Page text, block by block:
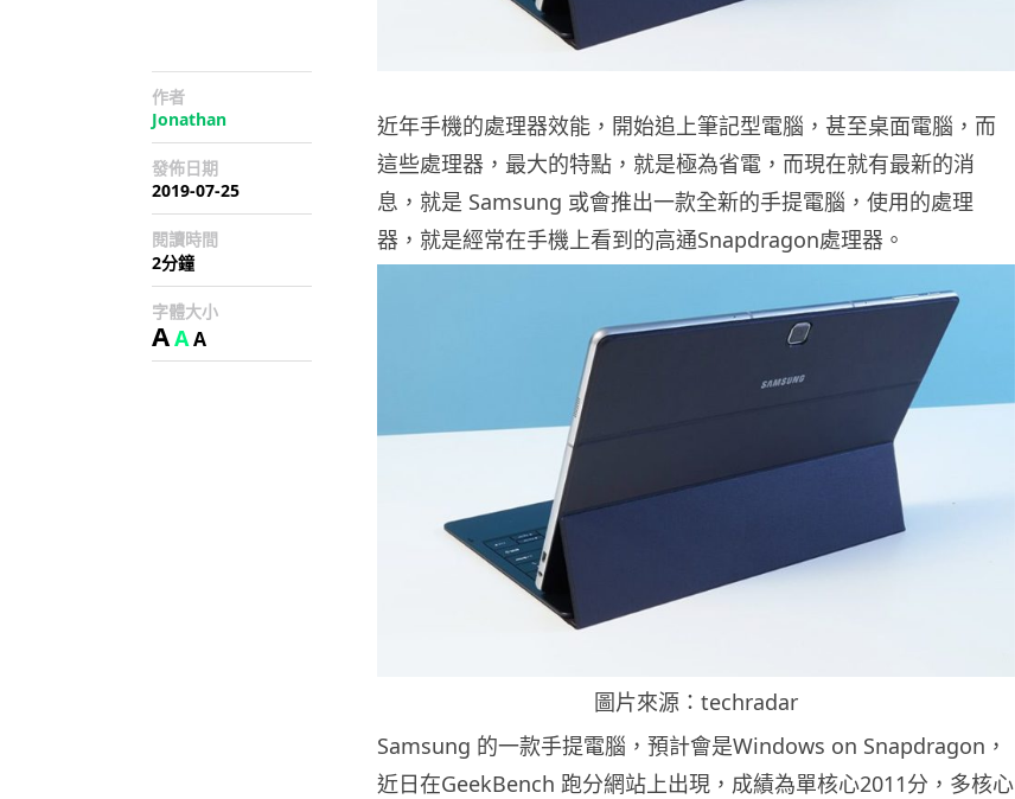
作者
Jonathan
發佈日期
2019-07-25
閱讀時間
2分鐘
字體大小
AAA
近年手機的處理器效能，開始追上筆記型電腦，甚至桌面電腦，而
這些處理器，最大的特點，就是極為省電，而現在就有最新的消
息，就是 Samsung 或會推出一款全新的手提電腦，使用的處理
器，就是經常在手機上看到的高通Snapdragon處理器。
圖片來源：techradar
Samsung 的一款手提電腦，預計會是Windows on Snapdragon，
近日在GeekBench 跑分網站上出現，成績為單核心2011分，多核心